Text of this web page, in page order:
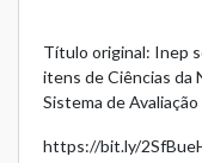
Título original: Inep
itens de Ciências da
Sistema de
https://bit.ly/